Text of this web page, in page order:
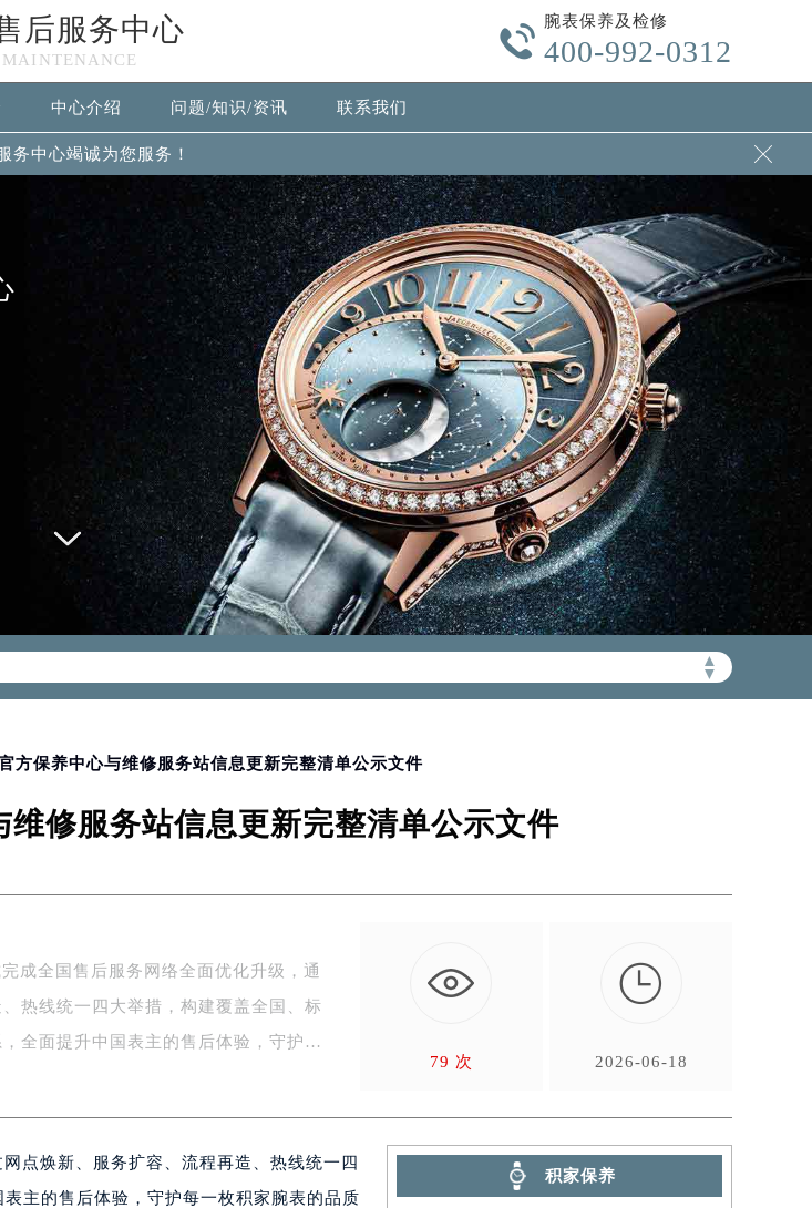
后服务中心
MAINTENANCE

腕表保养及检修
400-992-0312
中心介绍 问题/知识/资讯 联系我们
务中心竭诚为您服务！ 
▲
▼
香港、澳门、台湾全部区域（非大陆需加拨“+86”）
1102室（北京总部）（需提前预约）
室（需提前预约）
需提前预约）
（需提前预约）
象城）17层1706室（需提前预约）
需提前预约）
室（需提前预约）
座办公楼14层07室（需提前预约）
方保养中心与维修服务站信息更新完整清单公示文件
维修服务站信息更新完整清单公示文件
成全国售后服务网络全面优化升级，通
热线统一四大举措，构建覆盖全国、标
全面提升中国表主的售后体验，守护每
79 次

2026-06-18
点焕新、服务扩容、流程再造、热线统一四
主的售后体验，守护每一枚积家腕表的品质
积家保养